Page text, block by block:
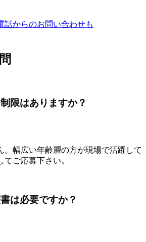
限はありますか？
。幅広い年齢層の方が現場で活躍して
ご応募下さい。
は必要ですか？